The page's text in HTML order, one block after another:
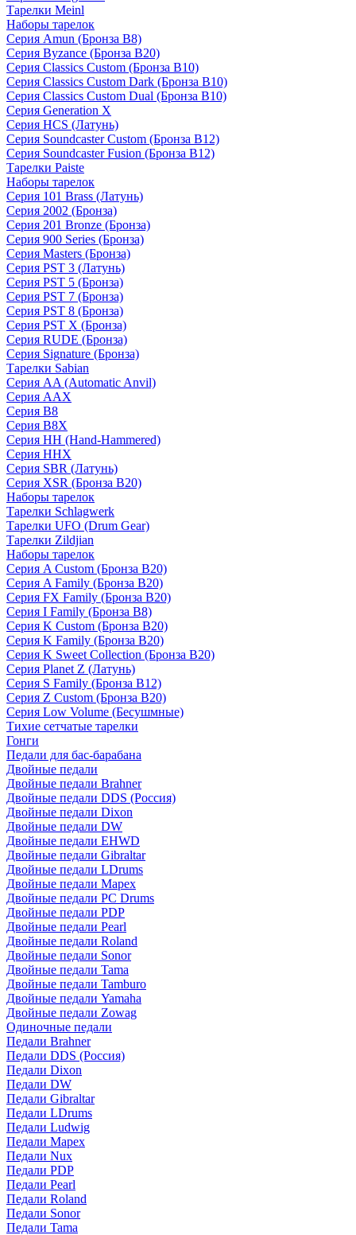
Тарелки Meinl
Наборы тарелок
Серия Amun (Бронза B8)
Серия Byzance (Бронза B20)
Серия Classics Custom (Бронза B10)
Серия Classics Custom Dark (Бронза B10)
Серия Classics Custom Dual (Бронза B10)
Серия Generation X
Серия HCS (Латунь)
Серия Soundcaster Custom (Бронза B12)
Серия Soundcaster Fusion (Бронза B12)
Тарелки Paiste
Наборы тарелок
Серия 101 Brass (Латунь)
Серия 2002 (Бронза)
Серия 201 Bronze (Бронза)
Серия 900 Series (Бронза)
Серия Masters (Бронза)
Серия PST 3 (Латунь)
Серия PST 5 (Бронза)
Серия PST 7 (Бронза)
Серия PST 8 (Бронза)
Серия PST X (Бронза)
Серия RUDE (Бронза)
Серия Signature (Бронза)
Тарелки Sabian
Серия AA (Automatic Anvil)
Серия AAX
Серия B8
Серия B8X
Серия HH (Hand-Hammered)
Серия HHX
Серия SBR (Латунь)
Серия XSR (Бронза B20)
Наборы тарелок
Тарелки Schlagwerk
Тарелки UFO (Drum Gear)
Тарелки Zildjian
Наборы тарелок
Серия A Custom (Бронза B20)
Серия A Family (Бронза B20)
Серия FX Family (Бронза B20)
Серия I Family (Бронза B8)
Серия K Custom (Бронза B20)
Серия K Family (Бронза B20)
Серия K Sweet Collection (Бронза B20)
Серия Planet Z (Латунь)
Серия S Family (Бронза B12)
Серия Z Custom (Бронза B20)
Серия Low Volume (Бесушмные)
Тихие сетчатые тарелки
Гонги
Педали для бас-барабана
Двойные педали
Двойные педали Brahner
Двойные педали DDS (Россия)
Двойные педали Dixon
Двойные педали DW
Двойные педали EHWD
Двойные педали Gibraltar
Двойные педали LDrums
Двойные педали Mapex
Двойные педали PC Drums
Двойные педали PDP
Двойные педали Pearl
Двойные педали Roland
Двойные педали Sonor
Двойные педали Tama
Двойные педали Tamburo
Двойные педали Yamaha
Двойные педали Zowag
Одиночные педали
Педали Brahner
Педали DDS (Россия)
Педали Dixon
Педали DW
Педали Gibraltar
Педали LDrums
Педали Ludwig
Педали Mapex
Педали Nux
Педали PDP
Педали Pearl
Педали Roland
Педали Sonor
Педали Tama